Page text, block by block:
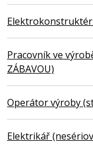
Pracovník ve
ZÁBAVOU)
Operátor výroby
Elektrikář